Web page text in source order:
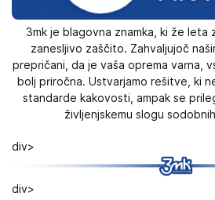
3mk je blagovna znamka, ki že
zanesljivo zaščito. Zahvaljujoč
prepričani, da je vaša oprema varna,
bolj priročna. Ustvarjamo rešitve, ki
standarde kakovosti, ampak se
življenjskemu slogu
div>
div>